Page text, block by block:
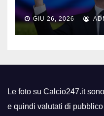
GIU 26, 2026
Le foto su Calcio247.it
e quindi valutati di